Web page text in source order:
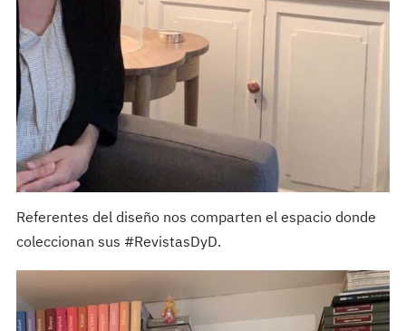
Referentes del diseño nos comparten el espacio donde
coleccionan sus #RevistasDyD.